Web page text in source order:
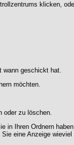
klicken,
wann geschickt hat.
möchten.
oder zu löschen.
in Ihren Ordnern
eine Anzeige